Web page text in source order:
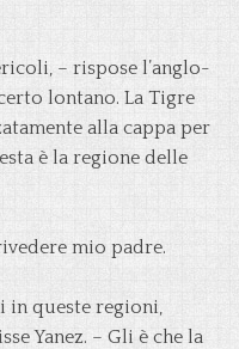
– rispose l’anglo-
lontano. La Tigre
alla cappa per
è la regione delle
mio padre.
in queste regioni,
Yanez. – Gli è che la